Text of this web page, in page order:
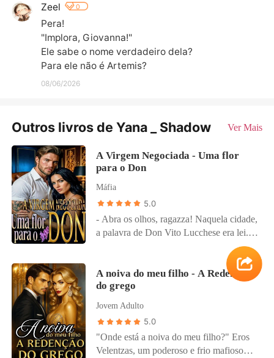
Zeel 0
Pera!
"Implora, Giovanna!"
Ele sabe o nome verdadeiro dela?
Para ele não é Artemis?
08/06/2026
Outros livros de Yana _ Shadow Ver Mais
A Virgem Negociada - Uma flor
para o Don
Máfia
5.0
- Abra os olhos, ragazza! Naquela cidade,
a palavra de Don Vito Lucchese era lei.
dívida, Juliette foi levada para a casa de
um homem vinte anos mais velho - um
mafioso marcado por cicatrizes, traumas e
tocasse. Vito fez uma promessa ainda
mais perigosa: destruiria qualquer um que
tentasse. Entre a rebeldia feroz dela e a
A noiva do meu filho - A Redenção
do grego
Jovem Adulto
5.0
"Onde está a noiva do meu filho?" Eros
Velentzas, um poderoso e frio mafioso